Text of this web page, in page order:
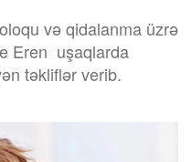
və qidalanma üzrə
Eren uşaqlarda
təkliflər verib.